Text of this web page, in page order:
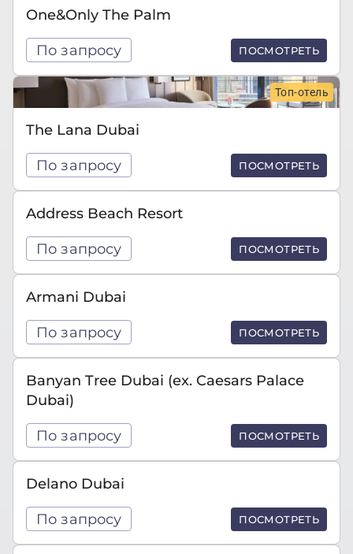
One&Only The Palm
По запросу ПОСМОТРЕТЬ
Топ-отель
The Lana Dubai
По запросу ПОСМОТРЕТЬ
Address Beach Resort
По запросу ПОСМОТРЕТЬ
Armani Dubai
По запросу ПОСМОТРЕТЬ
Banyan Tree Dubai (ex. Caesars Palace
Dubai)
По запросу ПОСМОТРЕТЬ
Delano Dubai
По запросу ПОСМОТРЕТЬ